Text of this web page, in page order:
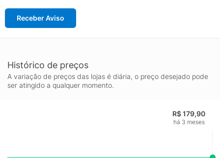
Receber Aviso
Histórico de preços
A variação de preços das lojas é diária, o preço desejado pode
ser atingido a qualquer momento.
R$ 179,90
há 3 meses